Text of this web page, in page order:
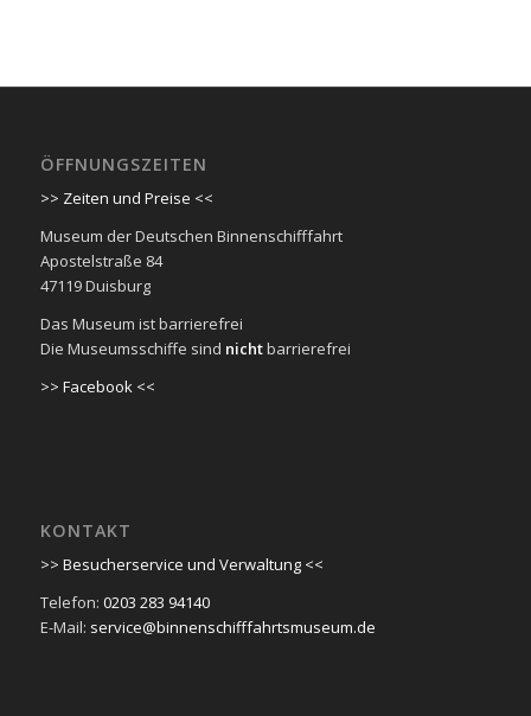
ÖFFNUNGSZEITEN
>> Zeiten und Preise <<
Museum der Deutschen Binnenschifffahrt
Apostelstraße 84
47119 Duisburg
Das Museum ist barrierefrei
Die Museumsschiffe sind nichtbarrierefrei
>> Facebook <<
KONTAKT
>> Besucherservice und Verwaltung <<
Telefon: 0203 283 94140
E-Mail: service@binnenschifffahrtsmuseum.de